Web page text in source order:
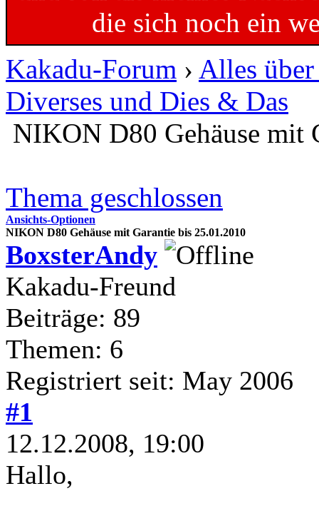
die sich noch ein
Kakadu-Forum › Alles
Diverses und Dies & Das
NIKON D80 Gehäuse mit
Thema geschlossen
Ansichts-Optionen
NIKON D80 Gehäuse mit Garantie bis 25.01.2010
BoxsterAndy
Kakadu-Freund
Beiträge: 89
Themen: 6
Registriert seit: May 2006
#1
12.12.2008, 19:00
Hallo,